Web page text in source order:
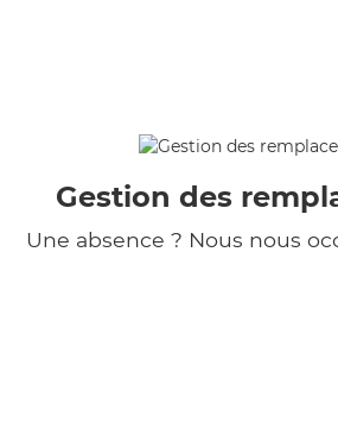
Gestion des
Une absence ? Nous nous